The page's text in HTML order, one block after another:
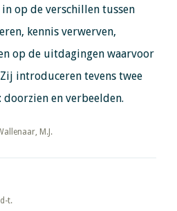
op de verschillen tussen
kennis verwerven,
op de uitdagingen waarvoor
introduceren tevens twee
en verbeelden.
M.J.
t.